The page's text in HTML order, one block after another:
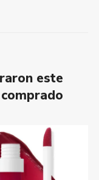
este